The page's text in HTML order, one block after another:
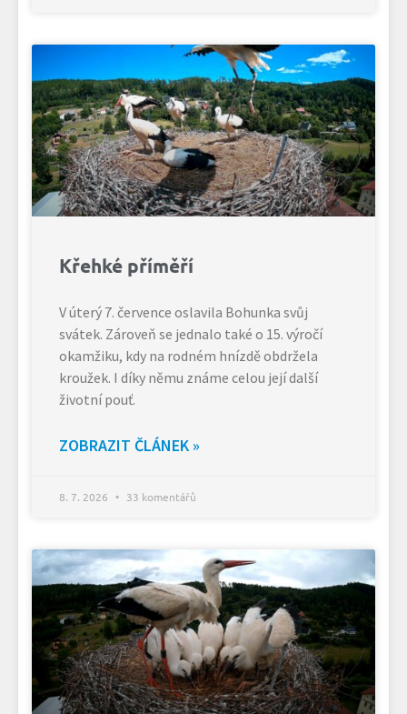
Křehké příměří
V úterý 7. července oslavila Bohunka svůj
svátek. Zároveň se jednalo také o 15. výročí
okamžiku, kdy na rodném hnízdě obdržela
kroužek. I díky němu známe celou její další
životní pouť.
ZOBRAZIT ČLÁNEK »
8. 7. 2026 33 komentářů